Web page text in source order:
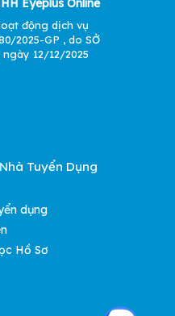
Eyeplus Online
động dịch vụ
2025-GP , do SỞ
12/12/2025
Tuyển Dụng
dụng
Hồ Sơ